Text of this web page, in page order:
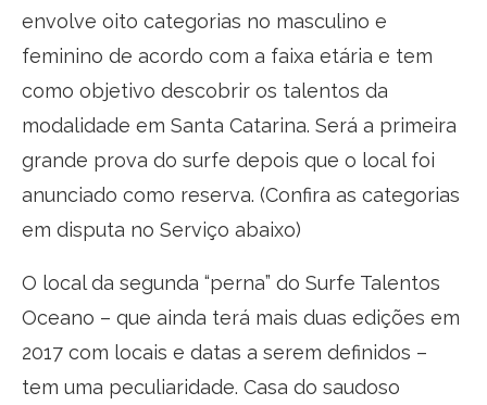
envolve oito categorias no masculino e
feminino de acordo com a faixa etária e tem
como objetivo descobrir os talentos da
modalidade em Santa Catarina. Será a primeira
grande prova do surfe depois que o local foi
anunciado como reserva. (Confira as categorias
em disputa no Serviço abaixo)
O local da segunda “perna” do Surfe Talentos
Oceano – que ainda terá mais duas edições em
2017 com locais e datas a serem definidos –
tem uma peculiaridade. Casa do saudoso